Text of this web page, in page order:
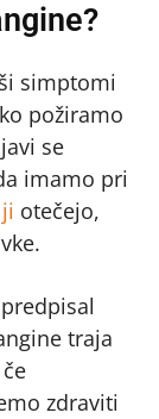
simptomi
požiramo
se
imamo pri
otečejo,
traja
zdraviti